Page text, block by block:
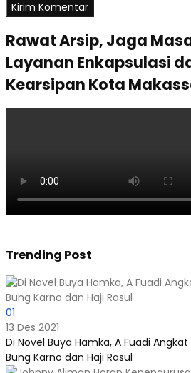
Rawat Arsip, Jaga
Layanan Enkapsulasi
Kearsipan Kota
Trending Post
01
13 Des 2021
Di Novel Buya Hamka, A Fuadi
Bung Karno dan Haji Rasul